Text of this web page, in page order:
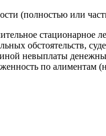
(полностью или
обстоятельств,
невыплаты
по алиментам